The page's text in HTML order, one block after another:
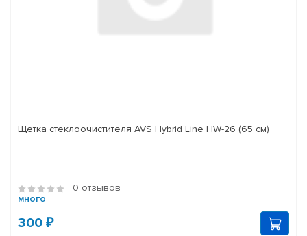
Щетка стеклоочистителя AVS Hybrid Line HW-26 (65 см)
0 отзывов
много
300 ₽